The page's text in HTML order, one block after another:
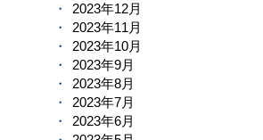
2023年12月
2023年11月
2023年10月
2023年9月
2023年8月
2023年7月
2023年6月